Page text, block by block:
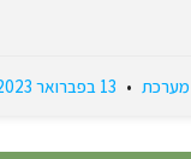
מערכת